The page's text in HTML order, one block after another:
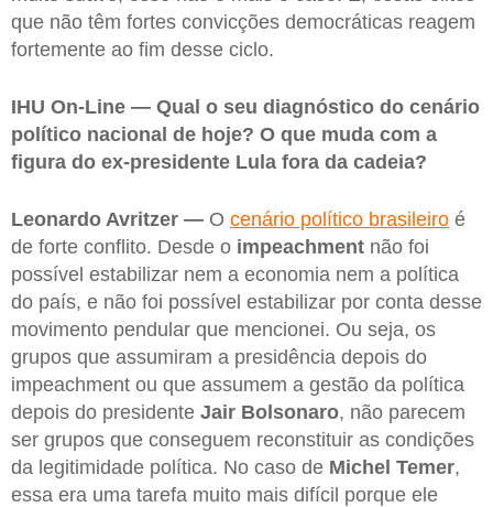
que não têm fortes convicções democráticas reagem
fortemente ao fim desse ciclo.
IHU On-Line — Qual o seu diagnóstico do cenário
político nacional de hoje? O que muda com a
figura do ex-presidente Lula fora da cadeia?
Leonardo Avritzer — O cenário político brasileiro é
de forte conflito. Desde o impeachment não foi
possível estabilizar nem a economia nem a política
do país, e não foi possível estabilizar por conta desse
movimento pendular que mencionei. Ou seja, os
grupos que assumiram a presidência depois do
impeachment ou que assumem a gestão da política
depois do presidente Jair Bolsonaro, não parecem
ser grupos que conseguem reconstituir as condições
da legitimidade política. No caso de Michel Temer,
essa era uma tarefa muito mais difícil porque ele